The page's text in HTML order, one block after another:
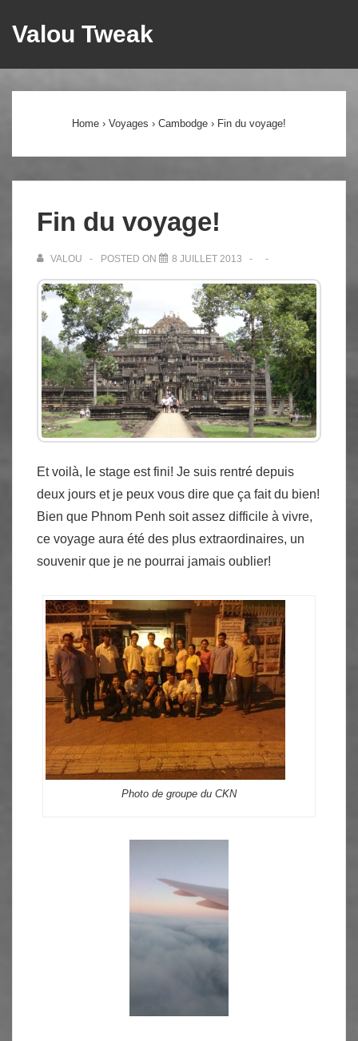
passer
Valou Tweak
Home › Voyages › Cambodge › Fin du voyage!
Fin du voyage!
VALOU POSTED ON 8 JUILLET 2013
Et voilà, le stage est fini! Je suis rentré depuis
deux jours et je peux vous dire que ça fait du bien!
Bien que Phnom Penh soit assez difficile à vivre,
ce voyage aura été des plus extraordinaires, un
souvenir que je ne pourrai jamais oublier!
Photo de groupe du CKN